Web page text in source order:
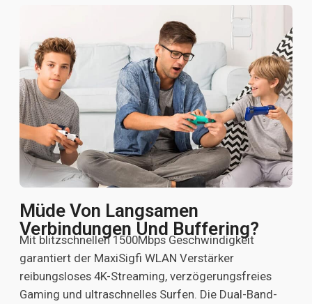
Müde Von Langsamen
Verbindungen Und Buffering?
Mit blitzschnellen 1500Mbps Geschwindigkeit
garantiert der MaxiSigfi WLAN Verstärker
reibungsloses 4K-Streaming, verzögerungsfreies
Gaming und ultraschnelles Surfen. Die Dual-Band-